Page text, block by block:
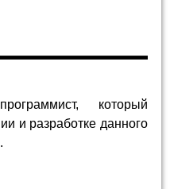
который
и разработке данного